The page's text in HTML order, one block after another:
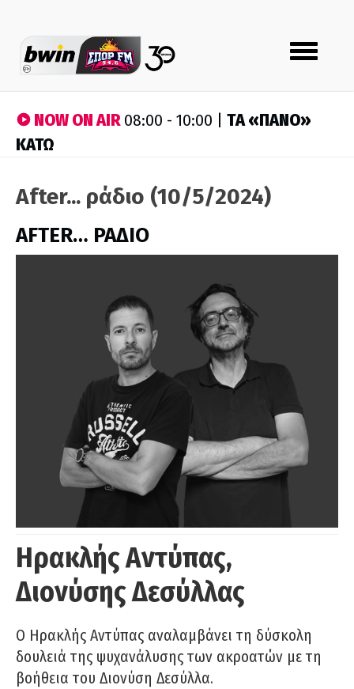
Toggle
navigation
NOW ON AIR08:00 - 10:00 | ΤA «ΠΑΝΟ»
ΚΑΤΩ
After... ράδιο (10/5/2024)
AFTER… ΡΑΔΙΟ
Ηρακλής Αντύπας,
Διονύσης Δεσύλλας
Ο Ηρακλής Αντύπας αναλαμβάνει τη δύσκολη
δουλειά της ψυχανάλυσης των ακροατών με τη
βοήθεια του Διονύση Δεσύλλα.